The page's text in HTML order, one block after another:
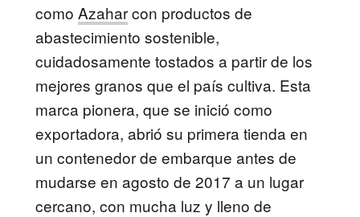
comoAzaharcon productos de
abastecimiento sostenible,
cuidadosamente tostados a partir de los
mejores granos que el país cultiva. Esta
marca pionera, que se inició como
exportadora, abrió su primera tienda en
un contenedor de embarque antes de
mudarse en agosto de 2017 a un lugar
cercano, con mucha luz y lleno de